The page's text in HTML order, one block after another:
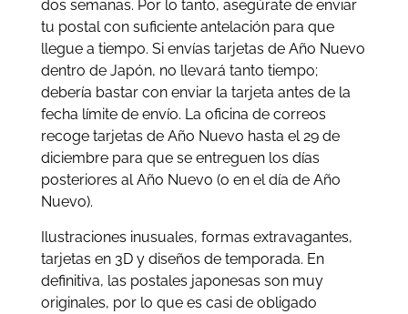
dos semanas. Por lo tanto, asegúrate de enviar
tu postal con suficiente antelación para que
llegue a tiempo. Si envías tarjetas de Año Nuevo
dentro de Japón, no llevará tanto tiempo;
debería bastar con enviar la tarjeta antes de la
fecha límite de envío. La oficina de correos
recoge tarjetas de Año Nuevo hasta el 29 de
diciembre para que se entreguen los días
posteriores al Año Nuevo (o en el día de Año
Nuevo).
Ilustraciones inusuales, formas extravagantes,
tarjetas en 3D y diseños de temporada. En
definitiva, las postales japonesas son muy
originales, por lo que es casi de obligado